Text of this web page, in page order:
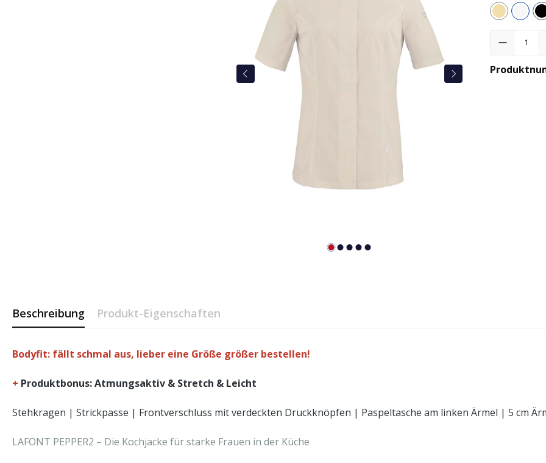
BeigeWeiß
Produkt
Beschreibung Produkt-Eigenschaften
Bodyfit: fällt schmal aus, lieber eine Größe größer bestellen!
+ Produktbonus: Atmungsaktiv & Stretch & Leicht
Stehkragen | Strickpasse | Frontverschluss mit verdeckten Druckknöpfen | Paspeltasche am linken Ärmel | 5 cm
LAFONT PEPPER2 – Die Kochjacke für starke Frauen in der Küche